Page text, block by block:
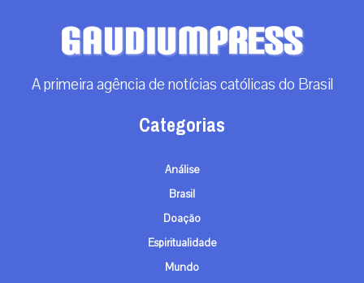
A primeira agência de notícias católicas do Brasil
Categorias
Análise
Brasil
Doação
Espiritualidade
Mundo